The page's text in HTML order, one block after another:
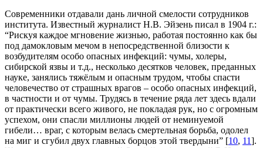
Современники отдавали дань личной смелости сотрудников
института. Известный журналист Н.В. Эйзень писал в 1904 г.:
“Рискуя каждое мгновение жизнью, работая постоянно как бы
под дамокловым мечом в непосредственной близости к
возбудителям особо опасных инфекций: чумы, холеры,
сибирской язвы и т.д., несколько десятков человек, преданных
науке, занялись тяжёлым и опасным трудом, чтобы спасти
человечество от страшных врагов – особо опасных инфекций,
в частности и от чумы. Трудясь в течение ряда лет здесь вдали
от практически всего живого, не покладая рук, но с огромным
успехом, они спасли миллионы людей от неминуемой
гибели… враг, с которым велась смертельная борьба, одолел
на миг и сгубил двух главных борцов этой твердыни” [10, 11].